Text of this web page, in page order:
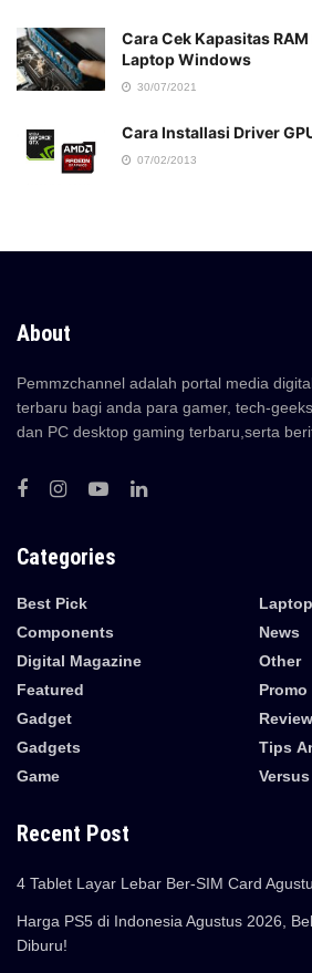
Cara Cek Kapasitas
Laptop Windows
30/07/2021
Cara Installasi Driver
07/02/2013
About
Pemmzchannel adalah portal media
terbaru bagi anda para gamer, tech-
dan PC desktop gaming terbaru,serta
Categories
Best Pick
Components
Digital Magazine
Featured
Gadget
Gadgets
Game
News
Other
Promo
Review
Tips
Versus
Recent Post
4 Tablet Layar Lebar Ber-SIM Card
Harga PS5 di Indonesia Agustus 2026,
Diburu!